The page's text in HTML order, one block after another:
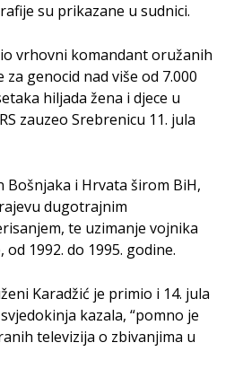
su prikazane u sudnici.
vrhovni komandant oružanih
genocid nad više od 7.000
hiljada žena i djece u
zauzeo Srebrenicu 11. jula
Bošnjaka i Hrvata širom BiH,
dugotrajnim
te uzimanje vojnika
od 1992. do 1995. godine.
Karadžić je primio i 14. jula
kazala, “pomno je
televizija o zbivanjima u